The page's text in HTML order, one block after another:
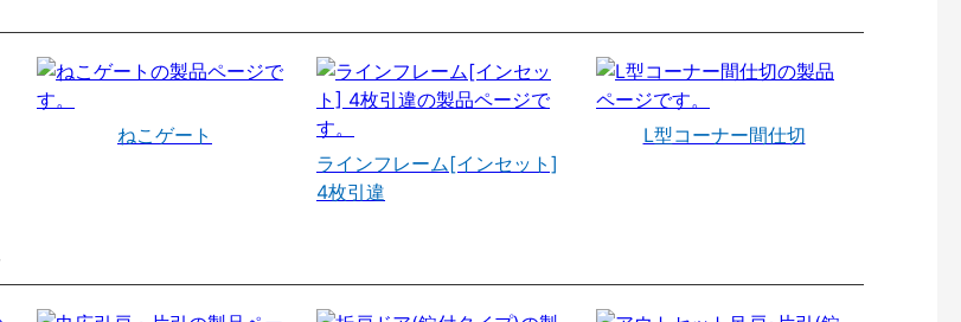
ねこゲート
ラインフレーム[インセット]
4枚引違
L型コーナー間仕切